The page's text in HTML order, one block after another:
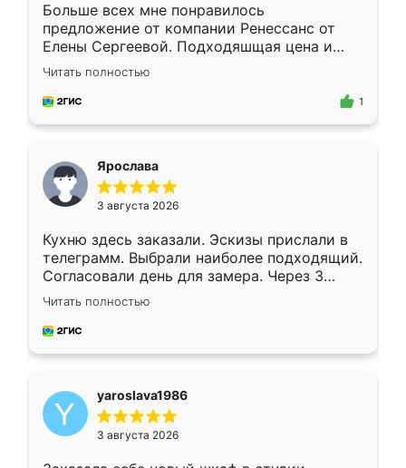
Больше всех мне понравилось
предложение от компании Ренессанс от
Елены Сергеевой. Подходяшщая цена и
короткие сроки изготовления. Приехавший
для замера сотрудник Владислав
предложил по моему эскизу самый
Читать полностью
1
Ярослава
3 августа 2026
Кухню здесь заказали. Эскизы прислали в
телеграмм. Выбрали наиболее подходящий.
Согласовали день для замера. Через 3
недели кухня была уже готова. Остались
довольны работой. Спасибо Ренессанс
мебель за качественную работу!
Читать полностью
yaroslava1986
3 августа 2026